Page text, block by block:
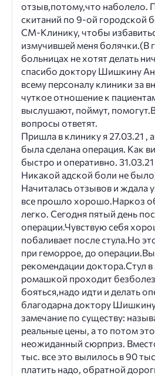
отзыв,потому,что наболело.
скитаний по 9-ой городской
СМ-Клинику, чтобы
измучившей меня болячки.(В
больницах не хотят делать
спасибо доктору Шишкину
всему персоналу клиники за
чуткое отношение к
выслушают, поймут,
вопросы ответят.
Пришла в клинику я 27.03.21 ,
была сделана операция. Как
быстро и оперативно.
Никакой адской боли не
Начиталась отзывов и ждала
все прошло хорошо.Наркоз
легко. Сегодня пятый день
операции.Чувствую себя
побаливает после стула.Но
при геморрое, до
рекомендации доктора.Стул в
ромашкой проходит
бояться,надо идти и делать
благодарна доктору
замечание по существу:
реальные цены, а то потом
неожиданный сюрприз.
тыс. все это вылилось в 90
платить надо, обратной